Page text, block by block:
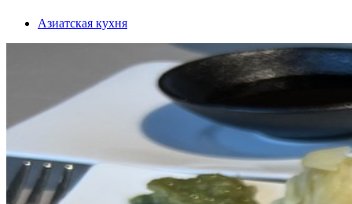
Азиатская кухня